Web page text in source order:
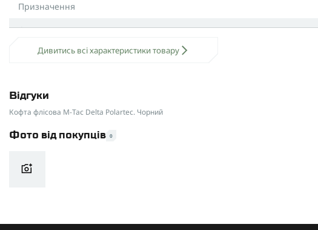
Призначення
Сезон
Колір
Вид виробу
Дивитись всі характеристики товару
Відгуки
Кофта флісова M-Tac Delta Polartec. Чорний
Фото від покупців 0